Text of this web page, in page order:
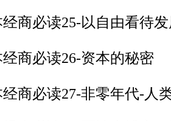
商必读25-以自由看待发
商必读26-资本的秘密
商必读27-非零年代-人